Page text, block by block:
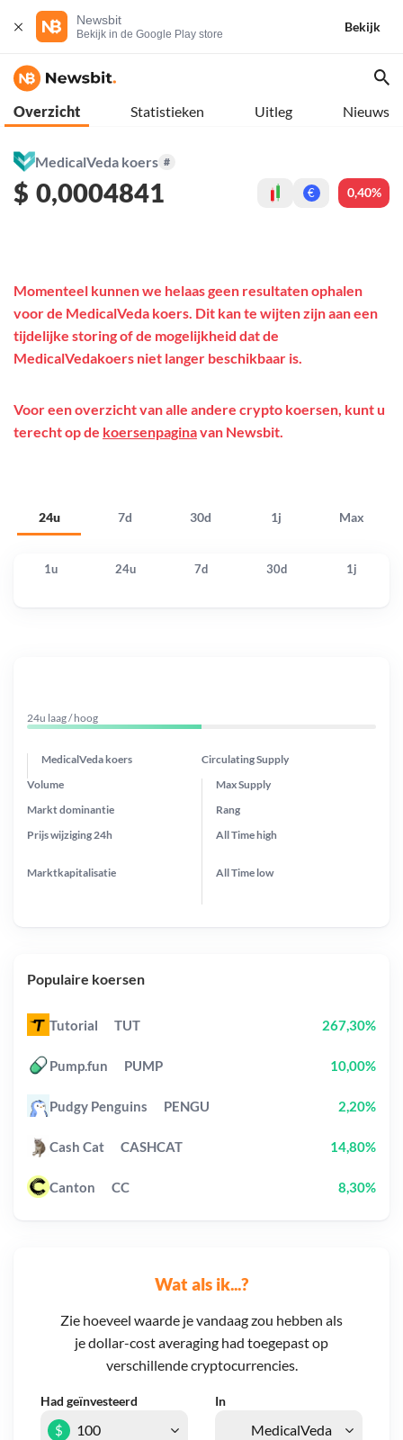
Newsbit
Bekijk in de Google Play store
Bekijk
Overzicht Statistieken Uitleg Nieuws
MedicalVeda koers #
$ 0,0004841 € 0,40%
24u 7d 30d 1j Max
Momenteel kunnen we helaas geen resultaten ophalen
voor de MedicalVeda koers. Dit kan te wijten zijn aan een
tijdelijke storing of de mogelijkheid dat de
MedicalVedakoers niet langer beschikbaar is.
Voor een overzicht van alle andere crypto koersen, kunt u
terecht op de koersenpaginavan Newsbit.
1u 24u 7d 30d 1j
Wat als ik...?
Zie hoeveel waarde je vandaag zou hebben als
je dollar-cost averaging had toegepast op
verschillende cryptocurrencies.
Had geïnvesteerd In
$
24u laag / hoog
MedicalVeda koers Circulating Supply
Prijs wijziging24h
Max Supply
Markt dominantie
Marktkapitalisatie
Volume
Rang
All Timehigh
All Time low
Populaire koersen
Tutorial TUT 267,30%
Pump.fun PUMP 10,00%
Pudgy Penguins PENGU 2,20%
Cash Cat CASHCAT 14,80%
Canton CC 8,30%